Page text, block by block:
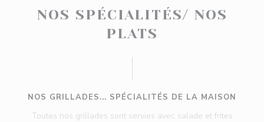
NOS SPÉCIALITÉS/ NOS
PLATS
NOS GRILLADES... SPÉCIALITÉS DE LA MAISON
Toutes nos grillades sont servies avec salade et frites